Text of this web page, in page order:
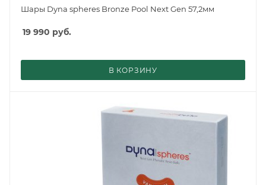
Шары Dyna spheres Bronze Pool Next Gen 57,2мм
19 990 руб.
В КОРЗИНУ